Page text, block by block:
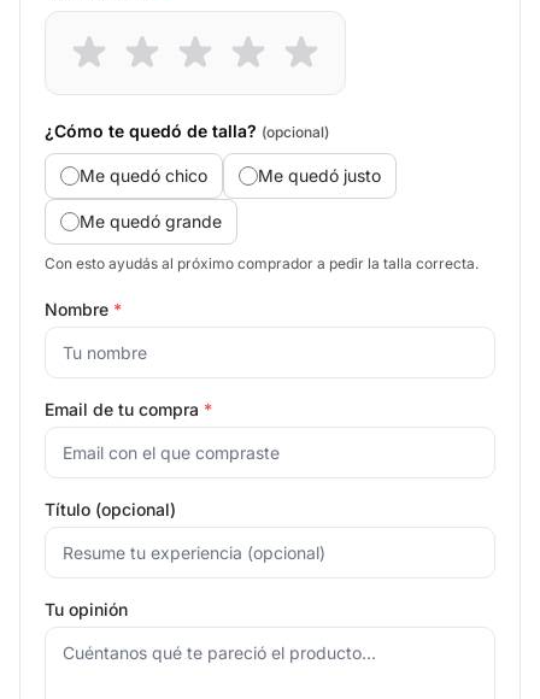
¿Cómo te quedó de talla? (opcional)
Me quedó chico Me quedó justo
Me quedó grande
Con esto ayudás al próximo comprador a pedir la talla correcta.
Nombre *
Email de tu compra *
Título (opcional)
Tu opinión